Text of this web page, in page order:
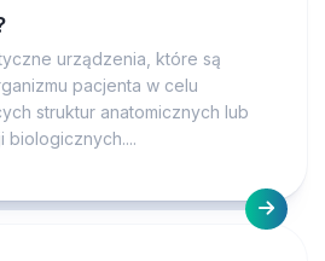
urządzenia, które są
pacjenta w celu
struktur anatomicznych lub
biologicznych....